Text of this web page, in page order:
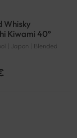
Whisky
Kiwami 40°
| Japon | Blended